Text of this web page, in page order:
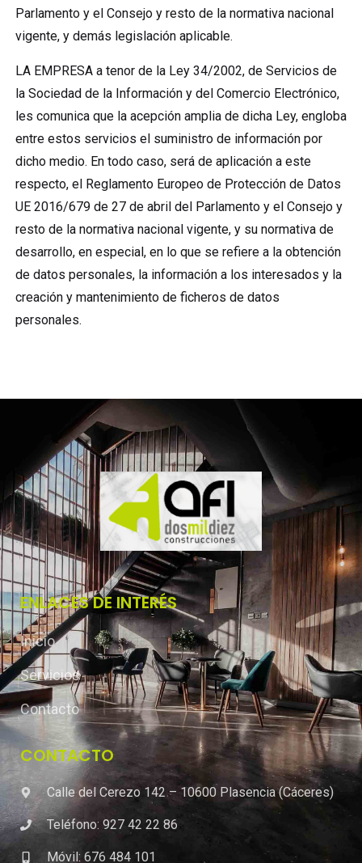
Parlamento y el Consejo y resto de la normativa nacional
vigente, y demás legislación aplicable.
LA EMPRESA a tenor de la Ley 34/2002, de Servicios de
la Sociedad de la Información y del Comercio Electrónico,
les comunica que la acepción amplia de dicha Ley, engloba
entre estos servicios el suministro de información por
dicho medio. En todo caso, será de aplicación a este
respecto, el Reglamento Europeo de Protección de Datos
UE 2016/679 de 27 de abril del Parlamento y el Consejo y
resto de la normativa nacional vigente, y su normativa de
desarrollo, en especial, en lo que se refiere a la obtención
de datos personales, la información a los interesados y la
creación y mantenimiento de ficheros de datos
personales.
ENLACES DE INTERÉS
Inicio
Servicios
Contacto
CONTACTO
Calle del Cerezo 142 – 10600 Plasencia (Cáceres)
Teléfono: 927 42 22 86
Móvil: 676 484 101